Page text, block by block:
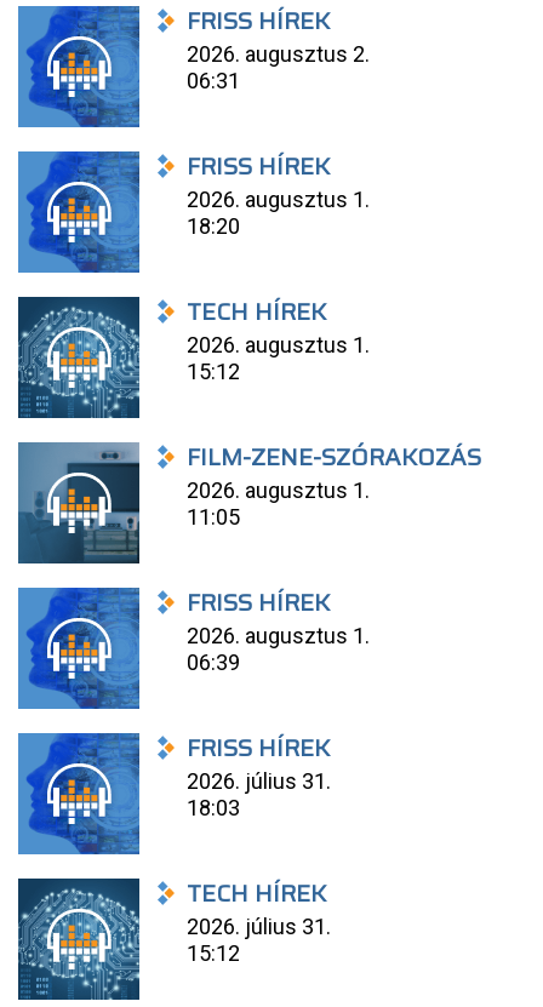
FRISS HÍREK
2026. augusztus 2.
06:31
FRISS HÍREK
2026. augusztus 1.
18:20
TECH HÍREK
2026. augusztus 1.
15:12
FILM-ZENE-SZÓRAKOZÁS
2026. augusztus 1.
11:05
FRISS HÍREK
2026. augusztus 1.
06:39
FRISS HÍREK
2026. július 31.
18:03
TECH HÍREK
2026. július 31.
15:12